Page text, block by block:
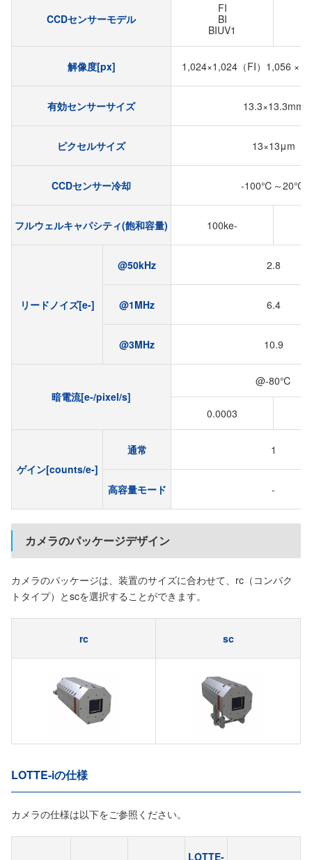
CCDセンサーモデル
FI
BI
BIUV1
解像度[px] 1,024×1,024（FI）1,056 ×
有効センサーサイズ 13.3×13.3mm
ピクセルサイズ 13×13μm
CCDセンサー冷却 -100℃～20℃
フルウェルキャパシティ(飽和容量) 100ke-
リードノイズ[e-]
@50kHz 2.8
@1MHz 6.4
@3MHz 10.9
暗電流[e‐/pixel/s]
@‐80℃
0.0003
ゲイン[counts/e-]
通常 1
高容量モード -
カメラのパッケージデザイン
カメラのパッケージは、装置のサイズに合わせて、rc（コンパク
トタイプ）とscを選択することができます。
rc sc
LOTTE-iの仕様
カメラの仕様は以下をご参照ください。
LOTTE-